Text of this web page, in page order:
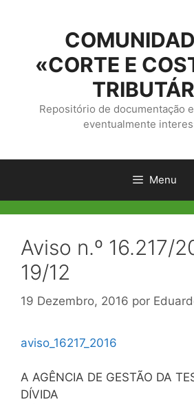
conteúdo«CORTE E
Repositório de documentação
eventualmente
Menu
Aviso n.º 16.217/
19/12
19 Dezembro, 2016 por
aviso_16217_2016
A AGÊNCIA DE GESTÃO DA
DÍVIDA